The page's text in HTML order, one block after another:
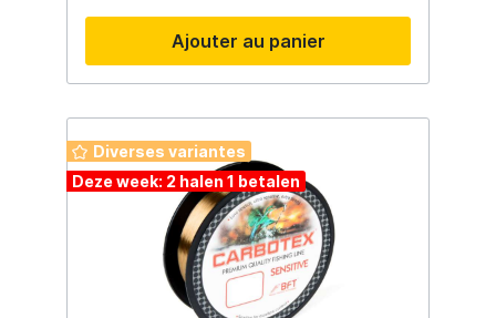
pour l'eau douce et l'eau de mer
Camouflage grâce à la couleur sombre
Force de traction élevée Ligne de pêche
en nylon très abordable, mais avec une
Cette ligne polyvalente convient à de
multiples pêches et présente d'excellentes
caractéristiques de lancer. Une bonne ligne
pour un très bon prix !
Ajouter au panier
Diverses variantes
Deze week: 2 halen 1 betalen